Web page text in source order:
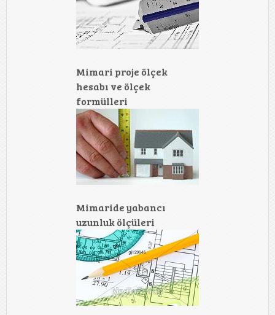
Mimari proje ölçek
hesabı ve ölçek
formülleri
Mimaride yabancı
uzunluk ölçüleri